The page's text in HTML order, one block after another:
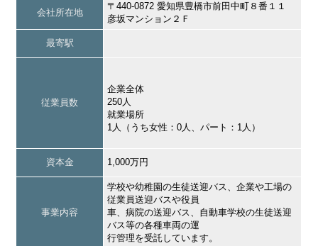
会社所在地
〒440-0872 愛知県豊橋市前田中町８番１１
彦坂マンション２Ｆ
最寄駅
従業員数
企業全体
250人
就業場所
1人（うち女性：0人、パート：1人）
資本金 1,000万円
事業内容
学校や幼稚園の生徒送迎バス、企業や工場の
従業員送迎バスや役員
車、病院の送迎バス、自動車学校の生徒送迎
バス等の各種車両の運
行管理を受託しています。